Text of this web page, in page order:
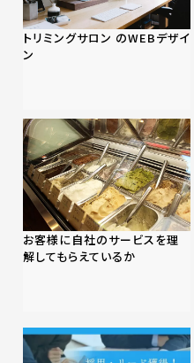
トリミングサロン のWEBデザイ
ン
お客様に自社のサービスを理
解してもらえているか